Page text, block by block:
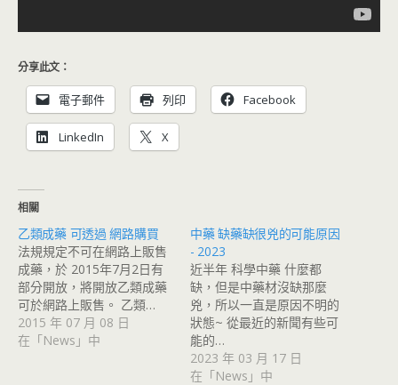
分享此文：
電子郵件 列印 Facebook
LinkedIn X
相關
乙類成藥 可透過 網路購買
法規規定不可在網路上販售
成藥，於 2015年7月2日有
部分開放，將開放乙類成藥
可於網路上販售。 乙類…
2015 年 07 月 08 日
在「News」中
中藥 缺藥缺很兇的可能原因
- 2023
近半年 科學中藥 什麼都
缺，但是中藥材沒缺那麼
兇，所以一直是原因不明的
狀態~ 從最近的新聞有些可
能的…
2023 年 03 月 17 日
在「News」中